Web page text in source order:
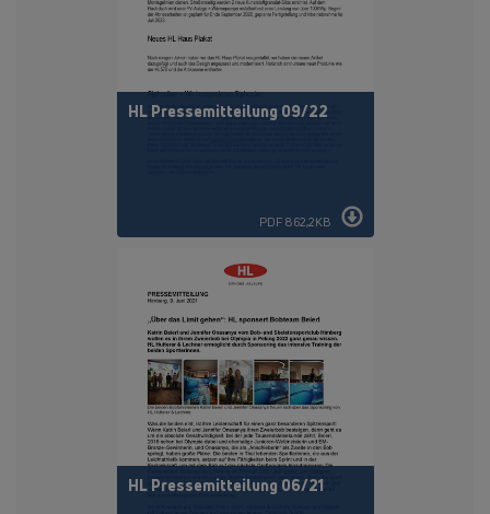
HL Pressemitteilung 09/22
PDF 862,2KB
HL Pressemitteilung 06/21